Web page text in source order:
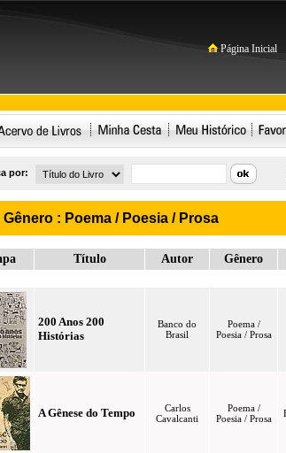
Página Inicial
por:
Gênero : Poema / Poesia / Prosa
Título Autor Gênero
200 Anos 200
Histórias
Banco do
Brasil
Poema /
Poesia / Prosa
A Gênese do Tempo
Carlos
Cavalcanti
Poema /
Poesia / Prosa